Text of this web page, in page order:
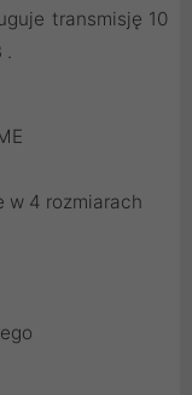
transmisję 10
.
w 4 rozmiarach